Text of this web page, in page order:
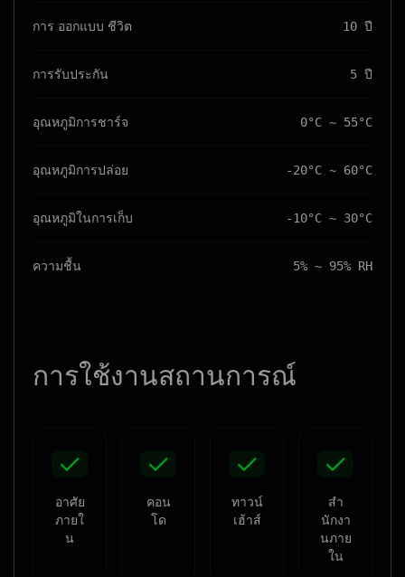
การ ออกแบบ ชีวิต 10 ปี
การรับประกัน 5 ปี
อุณหภูมิการชาร์จ 0°C ~ 55°C
อุณหภูมิการปล่อย -20°C ~ 60°C
อุณหภูมิในการเก็บ -10°C ~ 30°C
ความชื้น 5% ~ 95% RH
การใช้งานสถานการณ์
อาศัย
ภายใ
น
คอน
โด
ทาวน์
เฮ้าส์
สํา
นักงา
นภาย
ใน